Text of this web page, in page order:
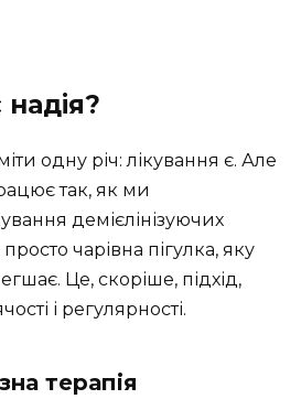
одну річ: лікування є. Але
так, як ми
демієлінізуючих
чарівна пігулка, яку
Це, скоріше, підхід,
і регулярності.
терапія